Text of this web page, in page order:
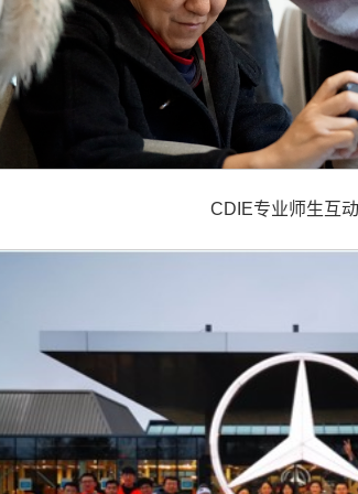
CDIE专业师生互动